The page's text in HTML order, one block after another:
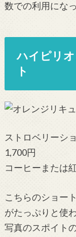
数での利用にな
ハイピリ
ト
ストロベリーシ
1,700円
コーヒーまたは
こちらのショー
がたっぷりと使
写真のスポイト